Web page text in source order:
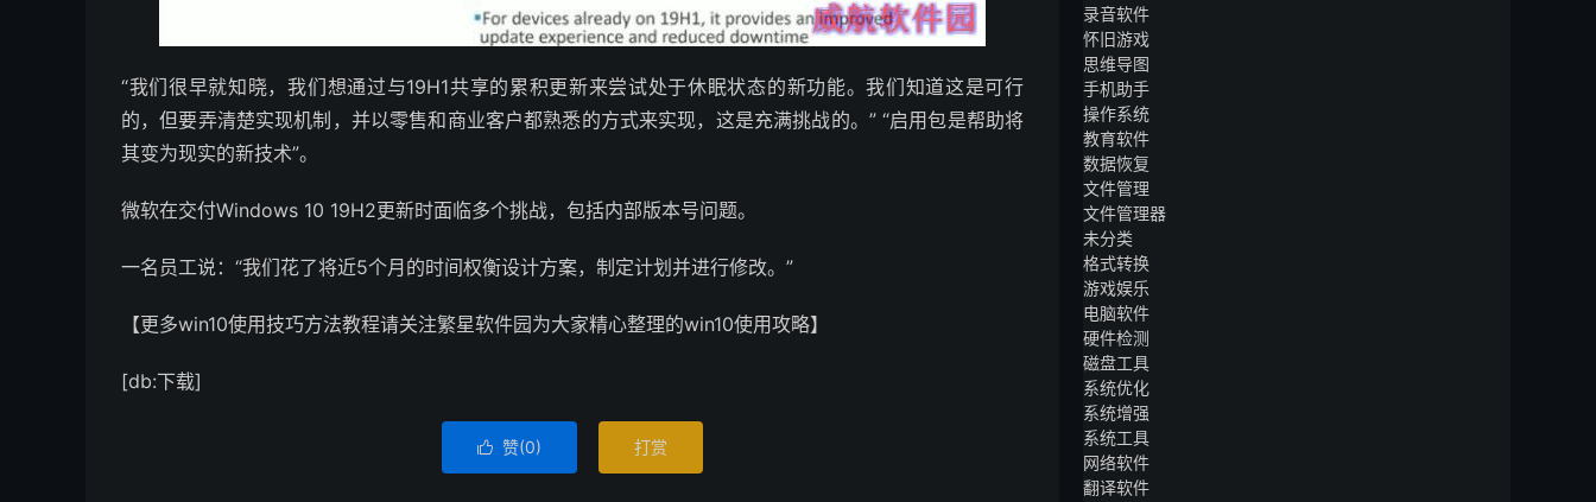
“我们很早就知晓，我们想通过与19H1共享的累积更新来尝试处于休眠状态的新功能。我们知道这是可行
的，但要弄清楚实现机制，并以零售和商业客户都熟悉的方式来实现，这是充满挑战的。” “启用包是帮助将
其变为现实的新技术”。
微软在交付Windows 10 19H2更新时面临多个挑战，包括内部版本号问题。
一名员工说：“我们花了将近5个月的时间权衡设计方案，制定计划并进行修改。”
【更多win10使用技巧方法教程请关注繁星软件园为大家精心整理的win10使用攻略】
[db:下载]
 赞(0) 打赏
录音软件
怀旧游戏
思维导图
手机助手
操作系统
教育软件
数据恢复
文件管理
文件管理器
未分类
格式转换
游戏娱乐
电脑软件
硬件检测
磁盘工具
系统优化
系统增强
系统工具
网络软件
翻译软件